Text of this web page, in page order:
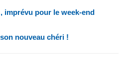
imprévu pour le week-end
nouveau chéri !